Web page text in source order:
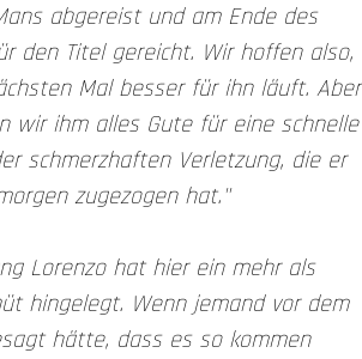
abgereist und am Ende des
den Titel gereicht. Wir hoffen also,
Mal besser für ihn läuft. Aber
wir ihm alles Gute für eine schnelle
schmerzhaften Verletzung, die er
zugezogen hat."
Lorenzo hat hier ein mehr als
hingelegt. Wenn jemand vor dem
hätte, dass es so kommen